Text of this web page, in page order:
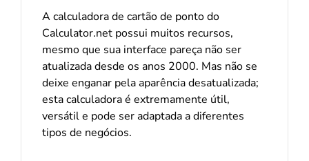
A calculadora de cartão de ponto do
Calculator.net possui muitos recursos,
mesmo que sua interface pareça não ser
atualizada desde os anos 2000. Mas não se
deixe enganar pela aparência desatualizada;
esta calculadora é extremamente útil,
versátil e pode ser adaptada a diferentes
tipos de negócios.